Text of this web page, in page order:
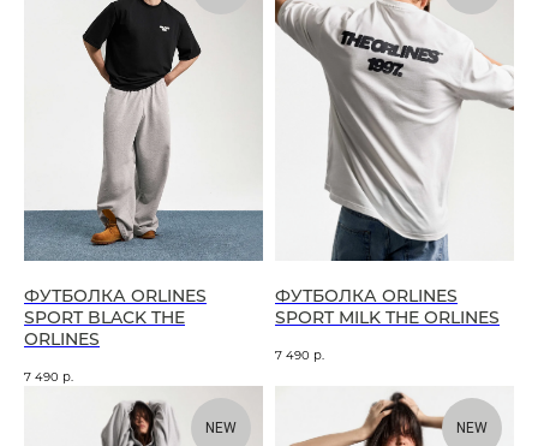
ФУТБОЛКА ORLINES
SPORT BLACK THE
ORLINES
7 490 р.
ФУТБОЛКА ORLINES
SPORT MILK THE ORLINES
7 490 р.
NEW NEW